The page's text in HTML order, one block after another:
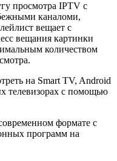
просмотра IPTV с
каналоми,
вещает с
вещания картинки
количеством
на Smart TV, Android
телевизорах с помощью
формате с
программ на